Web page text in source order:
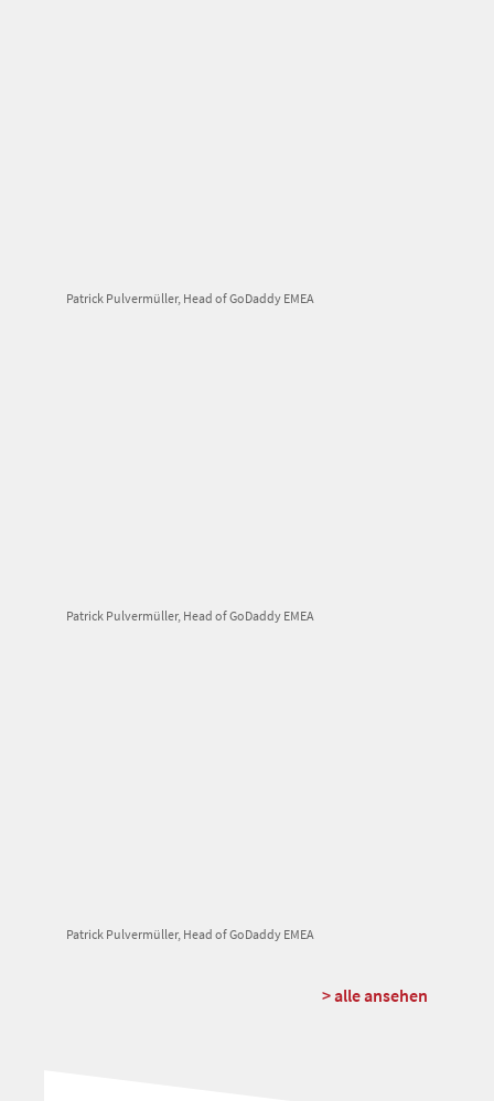
Patrick Pulvermüller, Head of GoDaddy EMEA
Patrick Pulvermüller, Head of GoDaddy EMEA
Patrick Pulvermüller, Head of GoDaddy EMEA
> alle ansehen